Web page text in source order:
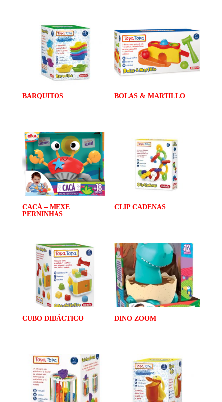
BARQUITOS BOLAS & MARTILLO
CACÁ – MEXE
PERNINHAS
CLIP CADENAS
CUBO DIDÁCTICO DINO ZOOM